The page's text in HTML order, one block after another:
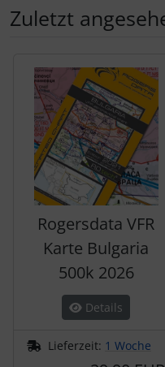
Zuletzt
Rogersdata VFR
Karte Bulgaria
500k 2026
Details
Lieferzeit: 1 Woche